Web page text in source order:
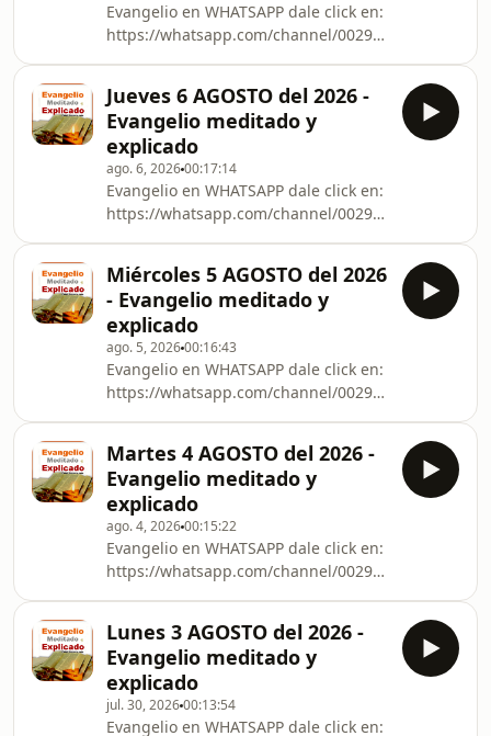
Evangelio en WHATSAPP dale click en:
https://whatsapp.com/channel/
Jueves 6 AGOSTO del 2026 -
Evangelio meditado y
explicado
ago. 6, 202600:17:14
Evangelio en WHATSAPP dale click en:
https://whatsapp.com/channel/
Miércoles 5 AGOSTO del 2026
- Evangelio meditado y
explicado
ago. 5, 202600:16:43
Evangelio en WHATSAPP dale click en:
https://whatsapp.com/channel/
Martes 4 AGOSTO del 2026 -
Evangelio meditado y
explicado
ago. 4, 202600:15:22
Evangelio en WHATSAPP dale click en:
https://whatsapp.com/channel/
Lunes 3 AGOSTO del 2026 -
Evangelio meditado y
explicado
jul. 30, 202600:13:54
Evangelio en WHATSAPP dale click en: